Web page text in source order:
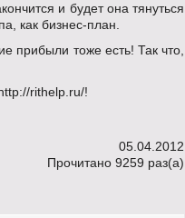
и будет она тянуться
как бизнес-план.
прибыли тоже есть! Так что,
rithelp.ru/!
05.04.2012
Прочитано 9259 раз(a)